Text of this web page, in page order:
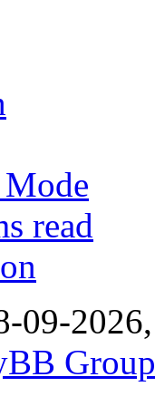
read
09-